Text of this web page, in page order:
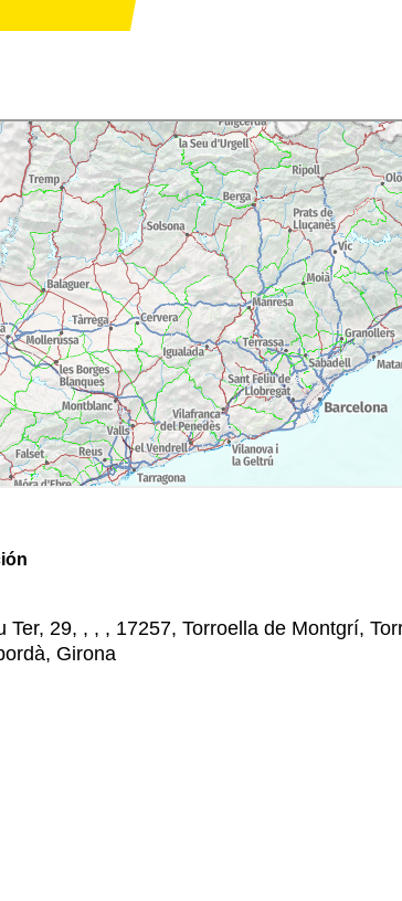
Ter, 29, , , , 17257, Torroella de Montgrí,
Girona